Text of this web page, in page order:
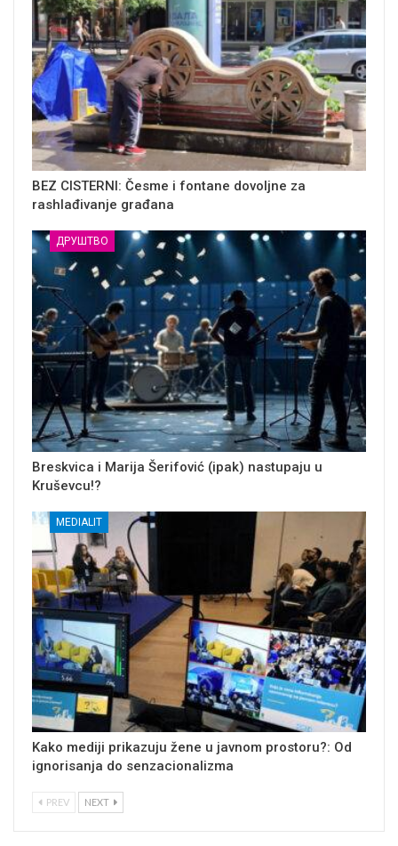
BEZ CISTERNI: Česme i fontane dovoljne za
rashlađivanje građana
ДРУШТВО
Breskvica i Marija Šerifović (ipak) nastupaju u
Kruševcu!?
MEDIALIT
Kako mediji prikazuju žene u javnom prostoru?: Od
ignorisanja do senzacionalizma
PREV NEXT